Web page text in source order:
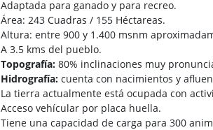
Adaptada para ganado y para recreo.
Área: 243 Cuadras / 155 Héctareas.
Altura: entre 900 y 1.400 msnm
A 3.5 kms del pueblo.
Topografía: 80% inclinaciones muy
Hidrografía: cuenta con nacimientos y
La tierra actualmente está ocupada con
Acceso vehícular por placa huella.
Tiene una capacidad de carga para 300